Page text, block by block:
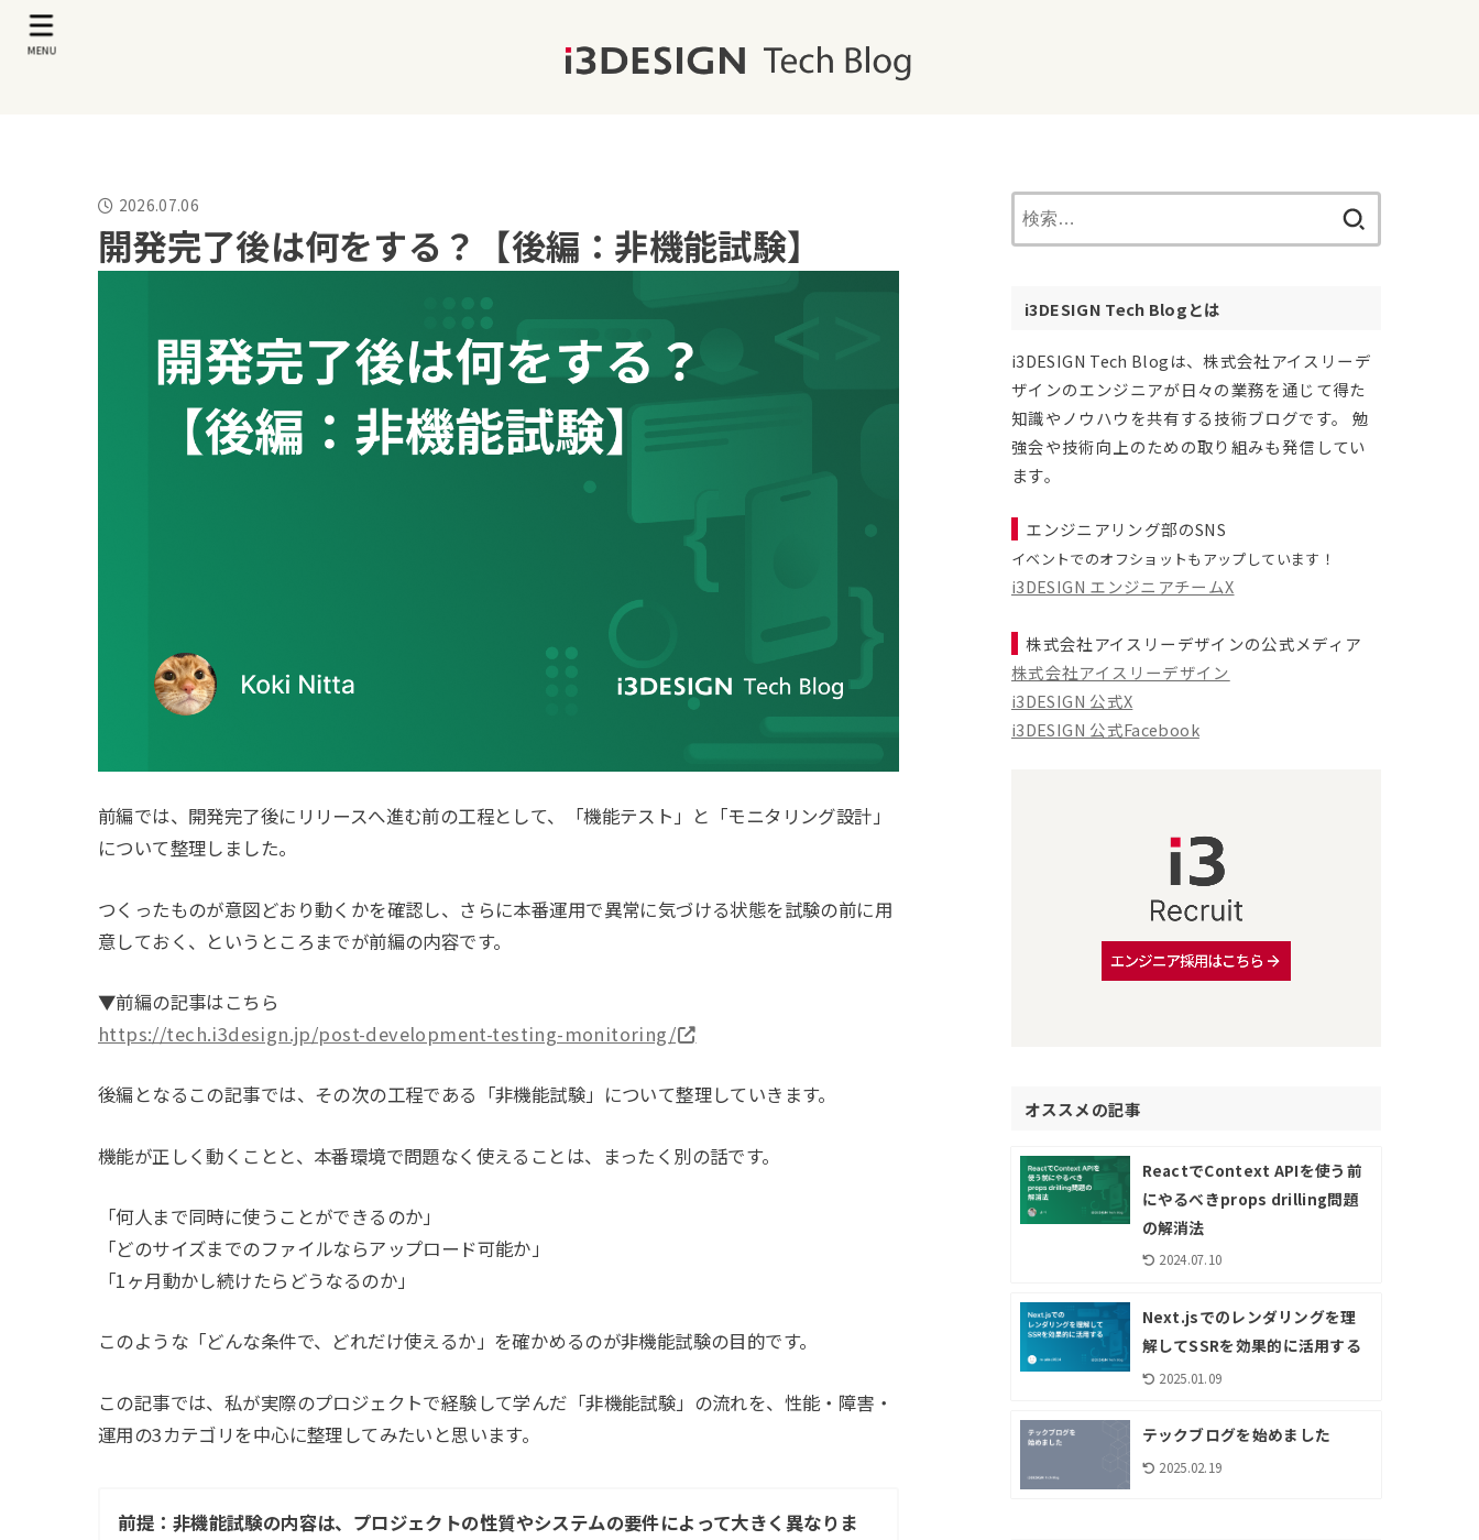
MENU
2026.07.06
開発完了後は何をする？【後編：非機能試験】
前編では、開発完了後にリリースへ進む前の工程として、「機能テスト」と「モニタリング設計」
について整理しました。
つくったものが意図どおり動くかを確認し、さらに本番運用で異常に気づける状態を試験の前に用
意しておく、というところまでが前編の内容です。
▼前編の記事はこちら
https://tech.i3design.jp/post-development-testing-monitoring/
後編となるこの記事では、その次の工程である「非機能試験」について整理していきます。
機能が正しく動くことと、本番環境で問題なく使えることは、まったく別の話です。
「何人まで同時に使うことができるのか」
「どのサイズまでのファイルならアップロード可能か」
「1ヶ月動かし続けたらどうなるのか」
このような「どんな条件で、どれだけ使えるか」を確かめるのが非機能試験の目的です。
この記事では、私が実際のプロジェクトで経験して学んだ「非機能試験」の流れを、性能・障害・
運用の3カテゴリを中心に整理してみたいと思います。
前提：非機能試験の内容は、プロジェクトの性質やシステムの要件によって大きく異なりま
i3DESIGN Tech Blogとは
i3DESIGN Tech Blogは、株式会社アイスリーデ
ザインのエンジニアが日々の業務を通じて得た
知識やノウハウを共有する技術ブログです。 勉
強会や技術向上のための取り組みも発信してい
ます。
エンジニアリング部のSNS
イベントでのオフショットもアップしています！
i3DESIGN エンジニアチームX
株式会社アイスリーデザインの公式メディア
株式会社アイスリーデザイン
i3DESIGN 公式X
i3DESIGN 公式Facebook
オススメの記事
ReactでContext APIを使う前
にやるべきprops drilling問題
の解消法
2024.07.10
Next.jsでのレンダリングを理
解してSSRを効果的に活用する
2025.01.09
テックブログを始めました
2025.02.19